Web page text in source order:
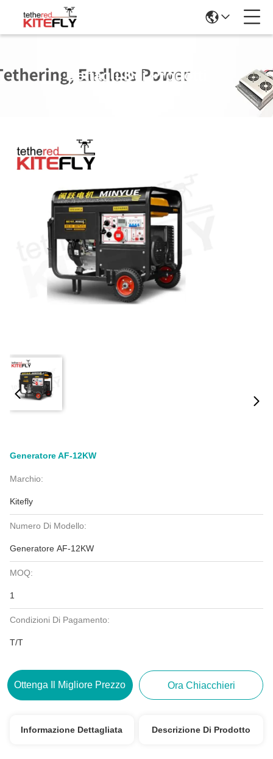
Dettagli Dei Prodotti
Generatore AF-12KW
Marchio:
Kitefly
Numero Di Modello:
Generatore AF-12KW
MOQ:
1
Condizioni Di Pagamento:
T/T
Ottenga Il Migliore Prezzo Ora Chiacchieri
Informazione Dettagliata Descrizione Di Prodotto